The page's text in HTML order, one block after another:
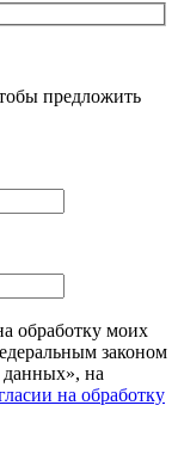
предложить
обработку моих
законом
на
на обработку